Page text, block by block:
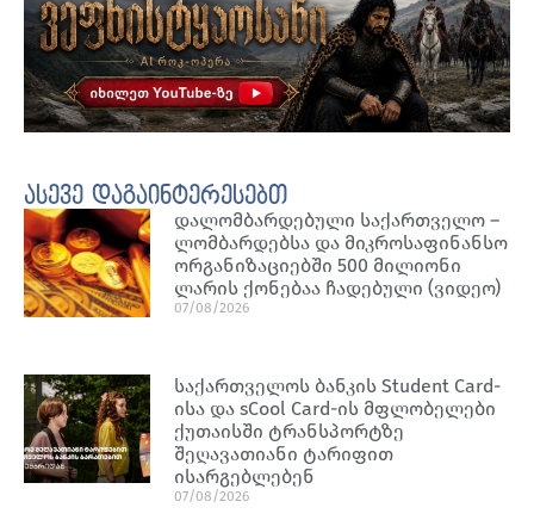
ასევე დაგაინტერესებთ
დალომბარდებული საქართველო –
ლომბარდებსა და მიკროსაფინანსო
ორგანიზაციებში 500 მილიონი
ლარის ქონებაა ჩადებული (ვიდეო)
07/08/2026
საქართველოს ბანკის Student Card-
ისა და sCool Card-ის მფლობელები
ქუთაისში ტრანსპორტზე
შეღავათიანი ტარიფით
ისარგებლებენ
07/08/2026